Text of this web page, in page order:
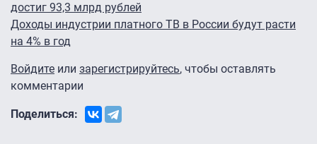
достиг 93,3 млрд рублей
Доходы индустрии платного ТВ в России будут расти
на 4% в год
Войдите или зарегистрируйтесь, чтобы оставлять
комментарии
Поделиться: